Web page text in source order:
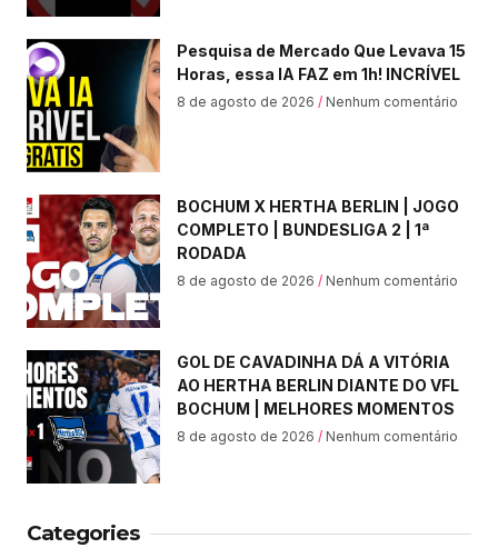
Pesquisa de Mercado Que Levava 15
Horas, essa IA FAZ em 1h! INCRÍVEL
8 de agosto de 2026 Nenhum comentário
BOCHUM X HERTHA BERLIN | JOGO
COMPLETO | BUNDESLIGA 2 | 1ª
RODADA
8 de agosto de 2026 Nenhum comentário
GOL DE CAVADINHA DÁ A VITÓRIA
AO HERTHA BERLIN DIANTE DO VFL
BOCHUM | MELHORES MOMENTOS
8 de agosto de 2026 Nenhum comentário
Categories